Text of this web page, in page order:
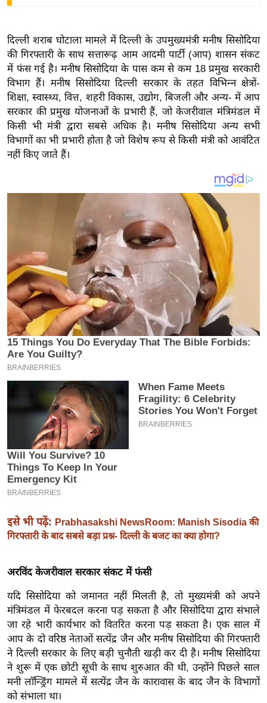
शे
ष
ज्ञ
रा
य
ब
ज
ट
ल
I
P
L
2
0
2
6
क्रा
म
पे
प
र
सा
ल
बे
सा
ल
श
ख्सि
य
त
यं
दिल्ली शराब घोटाला मामले में दिल्ली के उपमुख्यमंत्री मनीष सिसोदिया
की गिरफ्तारी के साथ सत्तारूढ़ आम आदमी पार्टी (आप) शासन संकट
में फंस गई है। मनीष सिसोदिया के पास कम से कम 18 प्रमुख सरकारी
विभाग हैं। मनीष सिसोदिया दिल्ली सरकार के तहत विभिन्न क्षेत्रों-
शिक्षा, स्वास्थ्य, वित्त, शहरी विकास, उद्योग, बिजली और अन्य- में आप
सरकार की प्रमुख योजनाओं के प्रभारी हैं, जो केजरीवाल मंत्रिमंडल में
किसी भी मंत्री द्वारा सबसे अधिक है। मनीष सिसोदिया अन्य सभी
विभागों का भी प्रभारी होता है जो विशेष रूप से किसी मंत्री को आवंटित
नहीं किए जाते हैं।
इसे भी पढ़ें: Prabhasakshi NewsRoom: Manish Sisodia की
गिरफ्तारी के बाद सबसे बड़ा प्रश्न- दिल्ली के बजट का क्या होगा?
अरविंद केजरीवाल सरकार संकट में फंसी
यदि सिसोदिया को जमानत नहीं मिलती है, तो मुख्यमंत्री को अपने
मंत्रिमंडल में फेरबदल करना पड़ सकता है और सिसोदिया द्वारा संभाले
जा रहे भारी कार्यभार को वितरित करना पड़ सकता है। एक साल में
आप के दो वरिष्ठ नेताओं सत्येंद्र जैन और मनीष सिसोदिया की गिरफ्तारी
ने दिल्ली सरकार के लिए बड़ी चुनौती खड़ी कर दी है। मनीष सिसोदिया
ने शुरू में एक छोटी सूची के साथ शुरुआत की थी, उन्होंने पिछले साल
मनी लॉन्ड्रिंग मामले में सत्येंद्र जैन के कारावास के बाद जैन के विभागों
को संभाला था।